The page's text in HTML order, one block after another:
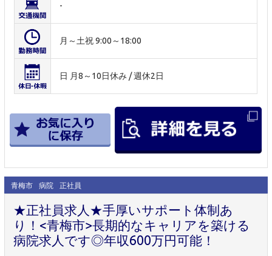
-
月～土祝 9:00～18:00
日 月8～10日休み / 週休2日
青梅市 病院 正社員
★正社員求人★手厚いサポート体制あ
り！<青梅市>長期的なキャリアを築ける
病院求人です◎年収600万円可能！